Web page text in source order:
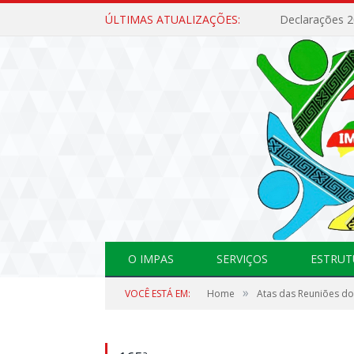
ÚLTIMAS ATUALIZAÇÕES: Declarações
O IMPAS SERVIÇOS
VOCÊ ESTÁ EM: Home » Atas das Reuniões